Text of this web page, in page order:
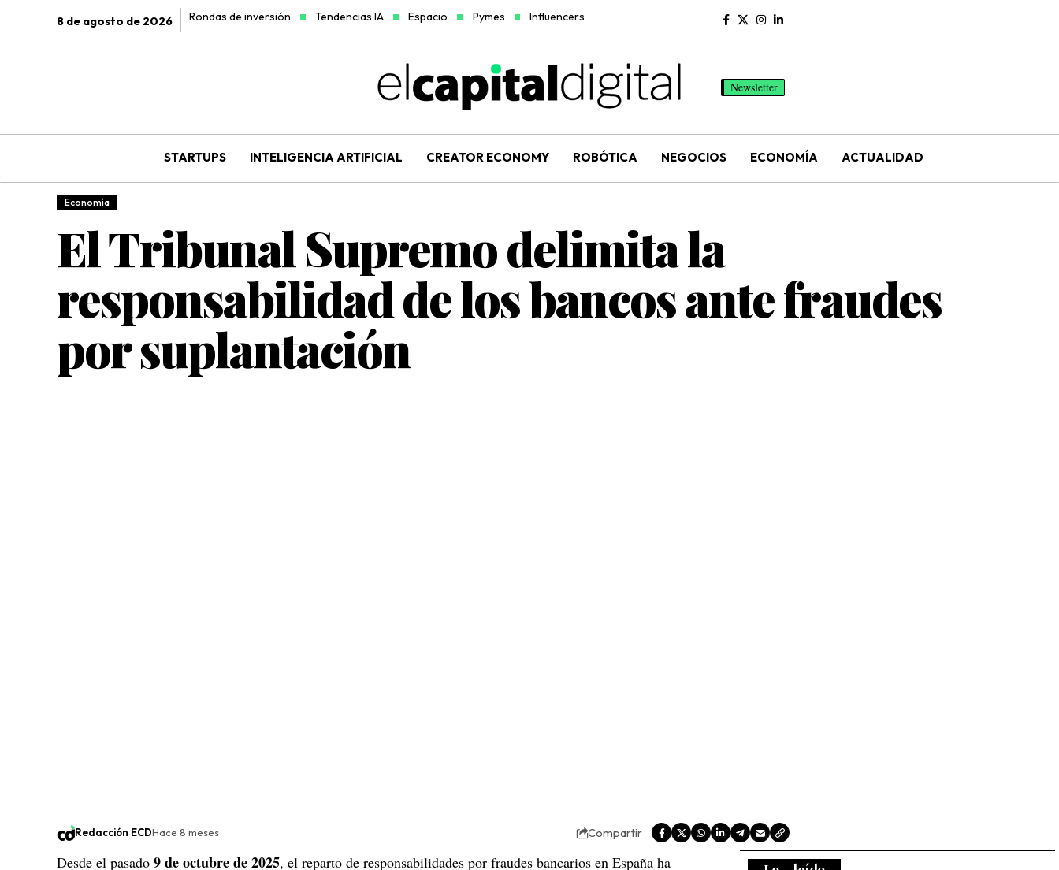
8 de agosto de 2026 Rondas de inversión Tendencias IA Espacio Pymes Influencers
Newsletter
STARTUPS INTELIGENCIA ARTIFICIAL CREATOR ECONOMY ROBÓTICA NEGOCIOS ECONOMÍA ACTUALIDAD
Economía
El Tribunal Supremo delimita la
responsabilidad de los bancos ante fraudes
por suplantación
Redacción ECDHace 8 meses Compartir
Desde el pasado 9 de octubre de 2025, el reparto de responsabilidades por fraudes bancarios en España ha